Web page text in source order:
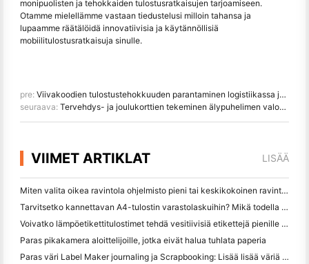
monipuolisten ja tehokkaiden tulostusratkaisujen tarjoamiseen.
Otamme mielellämme vastaan tiedustelusi milloin tahansa ja
lupaamme räätälöidä innovatiivisia ja käytännöllisiä
mobiilitulostusratkaisuja sinulle.
pre: Viivakoodien tulostustehokkuuden parantaminen logistiikassa ja varastoinnissa
seuraava: Tervehdys- ja joulukorttien tekeminen älypuhelimen valokuvatulostimella
VIIMET ARTIKLAT LISÄÄ
Miten valita oikea ravintola ohjelmisto pieni tai keskikokoinen ravintola
Tarvitsetko kannettavan A4-tulostin varastolaskuihin? Mikä todella toimii
Voivatko lämpöetikettitulostimet tehdä vesitiivisiä etikettejä pienille yritystuotteille?
Paras pikakamera aloittelijoille, jotka eivät halua tuhlata paperia
Paras väri Label Maker journaling ja Scrapbooking: Lisää lisää väriä jokaiselle sivulle